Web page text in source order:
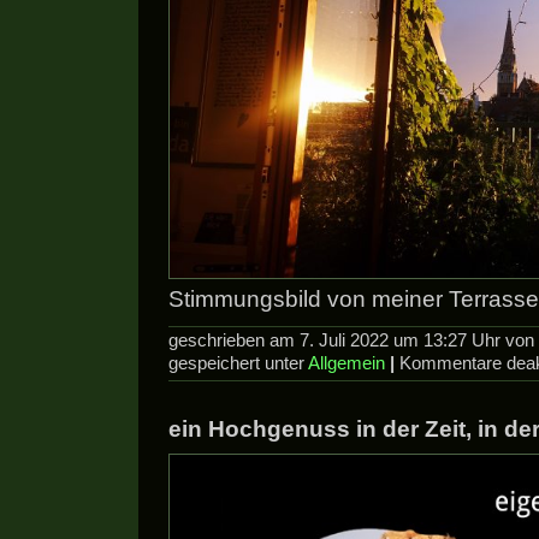
Stimmungsbild von meiner
geschrieben am 7. Juli 2022 um 13:27 Uhr
gespeichert unterAllgemein Kommentare
ein Hochgenuss in der Zeit, in